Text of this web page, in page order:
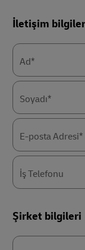
İletişim
Ad*
Soyadı*
E-posta Adresi*
İş Telefonu
Şirket bilgileri